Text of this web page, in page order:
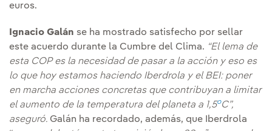
euros.
Ignacio Galán se ha mostrado satisfecho por sellar
este acuerdo durante la Cumbre del Clima. “El lema de
esta COP es la necesidad de pasar a la acción y eso es
lo que hoy estamos haciendo Iberdrola y el BEI: poner
en marcha acciones concretas que contribuyan a limitar
el aumento de la temperatura del planeta a 1,5oC”,
aseguró. Galán ha recordado, además, que Iberdrola